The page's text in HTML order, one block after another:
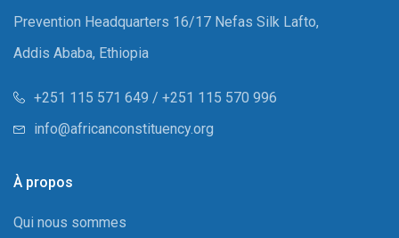
Prevention Headquarters 16/17 Nefas Silk Lafto,
Addis Ababa, Ethiopia
+251 115 571 649 / +251 115 570 996
info@africanconstituency.org
À propos
Qui nous sommes